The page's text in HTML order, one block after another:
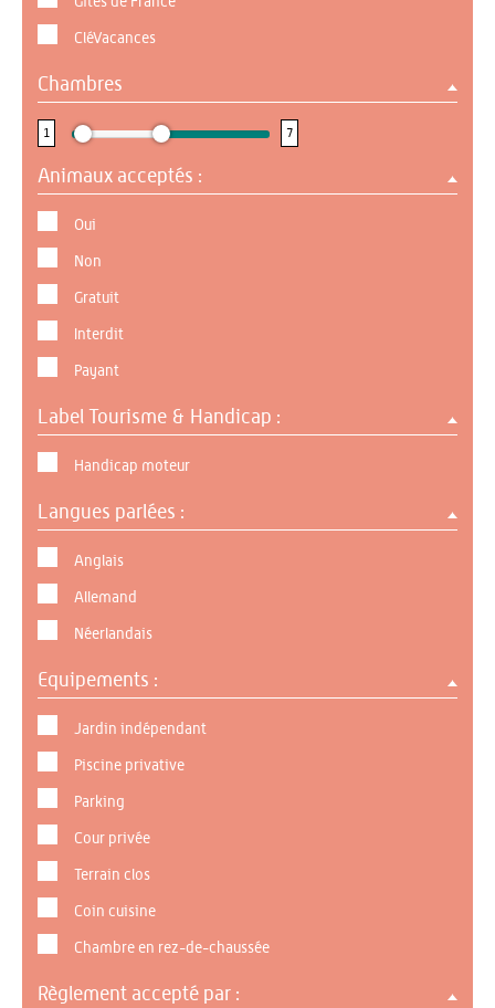
CléVacances
Chambres
1 7
Animaux acceptés :
Oui
Non
Gratuit
Interdit
Payant
Label Tourisme & Handicap :
Handicap moteur
Langues parlées :
Anglais
Allemand
Néerlandais
Equipements :
Jardin indépendant
Piscine privative
Parking
Cour privée
Terrain clos
Coin cuisine
Chambre en rez-de-chaussée
Règlement accepté par :